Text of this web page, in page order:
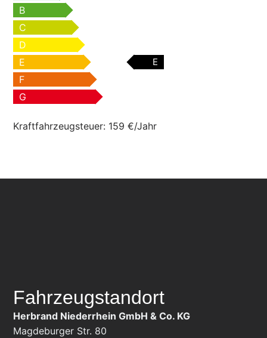
B
C
D
E
E
F
G
Kraftfahrzeugsteuer: 159 €/Jahr
Fahrzeugstandort
Herbrand Niederrhein GmbH & Co. KG
Magdeburger Str. 80